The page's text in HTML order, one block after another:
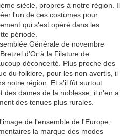
siècle, propres à notre région. Il
l'un de ces costumes pour
qui s'est opéré dans les
période.
Générale de novembre
d'Or à la Filature de
déconcerté. Plus proche des
du folklore, pour les non avertis, il
notre région. Et s'il fût surtout
des dames de la noblesse, il n'en a
des tenues plus rurales.
de l'ensemble de l'Europe,
la marque des modes